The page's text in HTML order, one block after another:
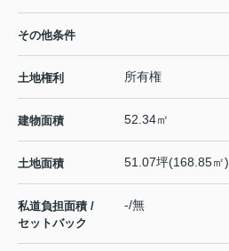
その他条件
土地権利 所有権
建物面積 52.34㎡
土地面積 51.07坪(168.85㎡)
私道負担面積 /
セットバック
-/無